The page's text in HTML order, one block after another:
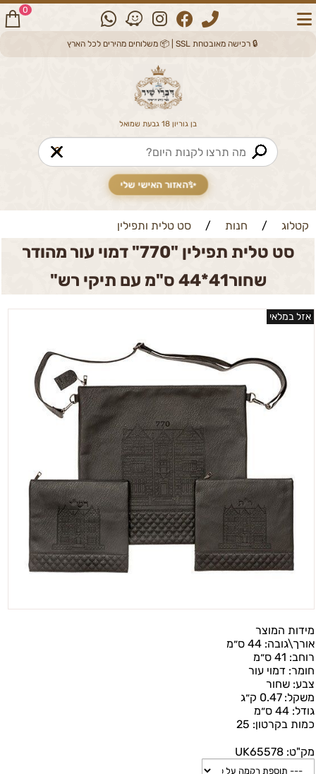
🔒 רכישה מאובטחת SSL | 📦 משלוחים מהירים לכל הארץ
בן גוריון 18 גבעת שמואל
🔎
✨האזור האישי שלי
0
קטלוג / חנות / סט טלית ותפילין
סט טלית תפילין "770" דמוי עור מהודר
שחור41*44 ס"מ עם תיקי רש"
אזל במלאי
מידות המוצר
אורך\גובה: 44 ס״מ
רוחב: 41 ס״מ
חומר: דמוי עור
צבע: שחור
משקל: 0.47 ק״ג
גודל: 44 ס״מ
כמות בקרטון: 25
מק"ט: UK65578